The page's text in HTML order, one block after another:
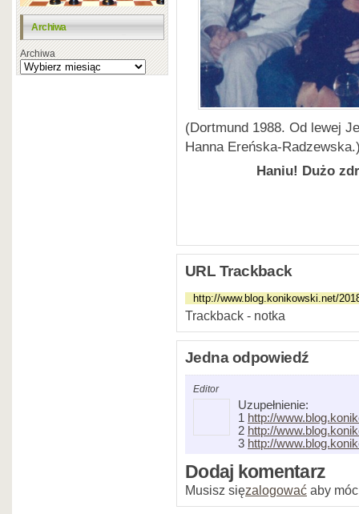
Archiwa
Archiwa
(Dortmund 1988. Od lewej
Hanna Ereńska-
Haniu! Dużo
URL Trackback
Trackback - notka
Jedna odpowiedź
Editor
Uzupełnienie:
1 http://
2 http://
3 http://
Dodaj komentarz
Musisz sięzalogować aby